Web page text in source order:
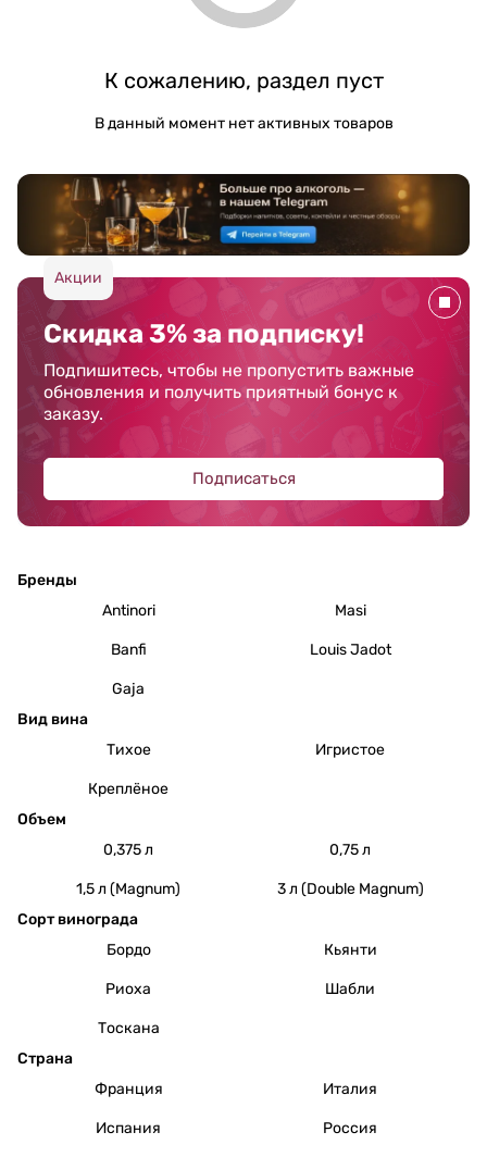
К сожалению, раздел пуст
В данный момент нет активных товаров
Акции
Скидка 3% за подписку!
Подпишитесь, чтобы не пропустить важные
обновления и получить приятный бонус к
заказу.
Подписаться
Бренды
Antinori
Masi
Banfi Louis Jadot
Gaja
Вид вина
Тихое
Игристое
Креплёное
Объем
0,375 л
0,75 л
1,5 л (Magnum)
3 л (Double Magnum)
Сорт винограда
Бордо
Кьянти
Риоха Шабли
Тоскана
Страна
Франция
Италия
Испания Россия